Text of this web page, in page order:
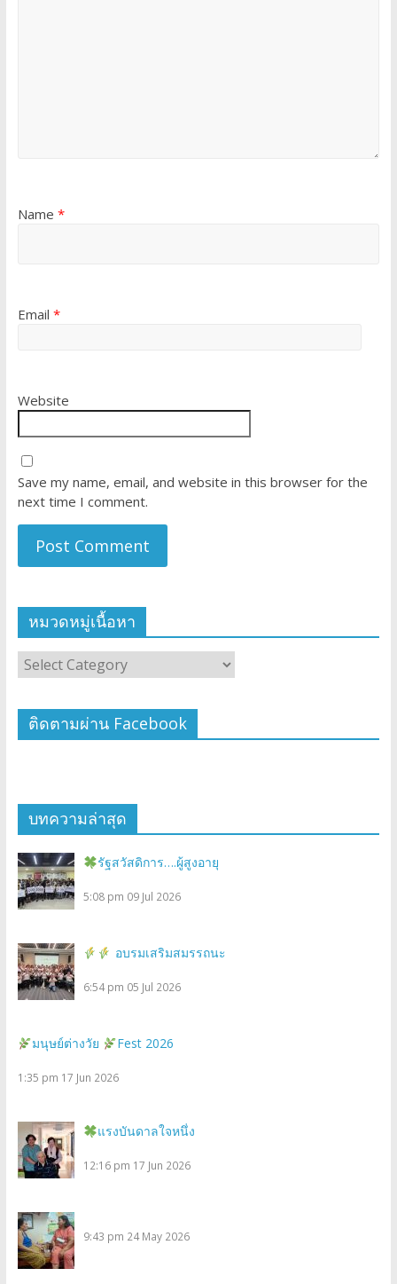
Name *
Email *
Website
Save my name, email, and website in this browser for the
next time I comment.
หมวดหมู่เนื้อหา
ติดตามผ่าน Facebook
บทความล่าสุด
รัฐสวัสดิการ….ผู้สูงอายุ
5:08 pm 09 Jul 2026
อบรมเสริมสมรรถนะ
6:54 pm 05 Jul 2026
มนุษย์ต่างวัย Fest 2026
1:35 pm 17 Jun 2026
แรงบันดาลใจหนึ่ง
12:16 pm 17 Jun 2026
9:43 pm 24 May 2026